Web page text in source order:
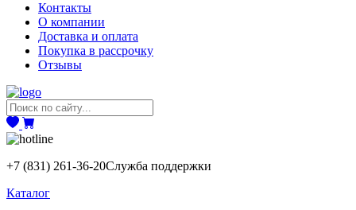
Контакты
О компании
Доставка и оплата
Покупка в рассрочку
Отзывы
+7 (831) 261-36-20Служба поддержки
Каталог